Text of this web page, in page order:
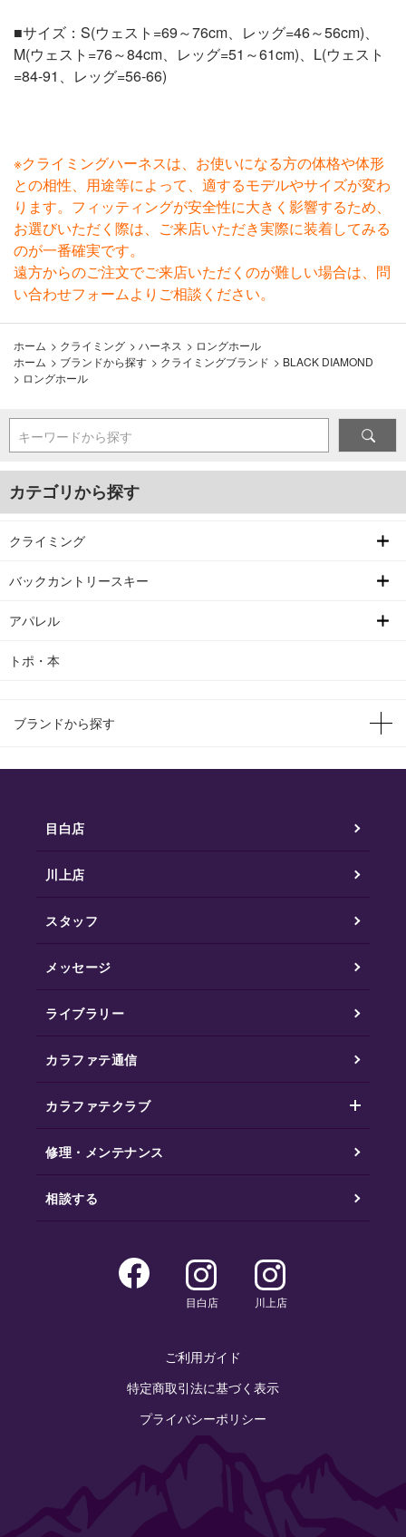
■サイズ：S(ウェスト=69～76cm、レッグ=46～56cm)、
M(ウェスト=76～84cm、レッグ=51～61cm)、L(ウェスト
=84-91、レッグ=56-66)
※クライミングハーネスは、お使いになる方の体格や体形
との相性、用途等によって、適するモデルやサイズが変わ
ります。フィッティングが安全性に大きく影響するため、
お選びいただく際は、ご来店いただき実際に装着してみる
のが一番確実です。
遠方からのご注文でご来店いただくのが難しい場合は、問
い合わせフォームよりご相談ください。
ホーム > クライミング > ハーネス > ロングホール
ホーム > ブランドから探す > クライミングブランド > BLACK DIAMOND
> ロングホール
キーワードから探す
カテゴリから探す
クライミング
バックカントリースキー
アパレル
トポ・本
ブランドから探す
目白店
川上店
スタッフ
メッセージ
ライブラリー
カラファテ通信
カラファテクラブ
修理・メンテナンス
相談する
目白店 川上店
ご利用ガイド
特定商取引法に基づく表示
プライバシーポリシー